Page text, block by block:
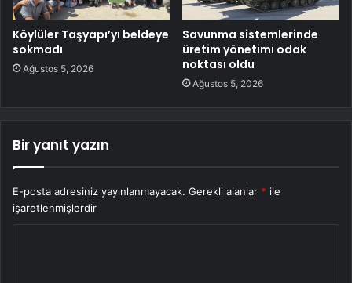
Köylüler Taşyapı’yı beldeye
sokmadı
Ağustos 5, 2026
Savunma sistemlerinde
üretim yönetimi odak
noktası oldu
Ağustos 5, 2026
Bir yanıt yazın
E-posta adresiniz yayınlanmayacak. Gerekli alanlar * ile
işaretlenmişlerdir